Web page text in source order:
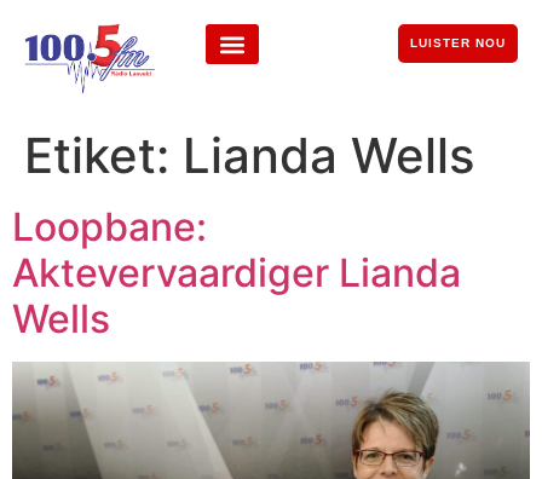
LUISTER NOU
Etiket: Lianda Wells
Loopbane:
Aktevervaardiger Lianda
Wells